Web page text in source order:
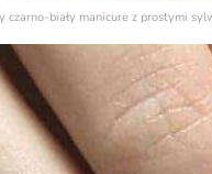
czarno-biały manicure z prostymi